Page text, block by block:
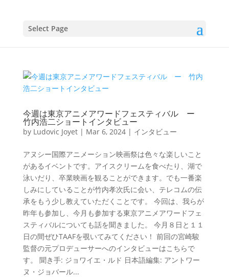
Select Page
今週は東京アニメアワードフェスティバル ー
竹内浩二ショートインタビュー
by Ludovic Joyet| Mar 6, 2024| インタビュー
アヌシー国際アニメーション映画祭は色々な楽しいこと
があるイベントです。アイスクリームを食べたり、湖で
泳いだり、卒業映画を観ることができます。でも一番楽
しみにしていることが竹内孝次氏に会い、テレコムの伝
承をもう少し教えていただくことです。 今回は、我らが
昨年も参加し、今月も参加する東京アニメアワードフェ
スティバルについても話を聞きました。 今月８日と１１
日の間ぜひTAAFを覗いてみてください！ 前回の宮崎駿
監督の元プロデューサーへのインタビューはこちらで
す。 聞き手: ジョワイエ・ルド 日本語編集: アントワー
ヌ・ジョバール...